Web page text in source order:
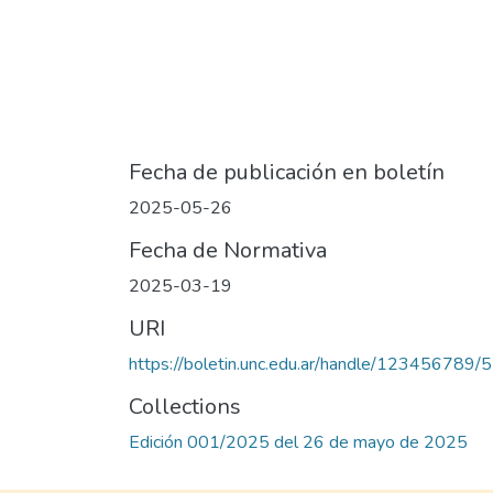
Fecha de publicación en boletín
2025-05-26
Fecha de Normativa
2025-03-19
URI
https://boletin.unc.edu.ar/handle/123456789/
Collections
Edición 001/2025 del 26 de mayo de 2025